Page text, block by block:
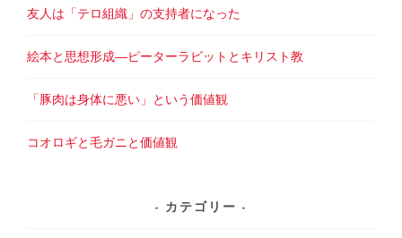
友人は「テロ組織」の支持者になった
絵本と思想形成―ピーターラビットとキリスト教
「豚肉は身体に悪い」という価値観
コオロギと毛ガニと価値観
カテゴリー